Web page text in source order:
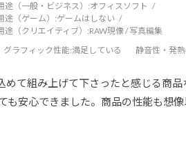
途（一般・ビジネス）:オフィスソフト
途（ゲーム）:ゲームはしない
途（クリエイティブ）:RAW現像 / 写真編集
グラフィック性能:満足している 静音性・発熱
めて組み上げて下さったと感じる商品
も安心できました。商品の性能も想